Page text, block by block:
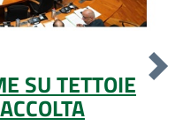
SECONDA
VITA" EVENTO CPO